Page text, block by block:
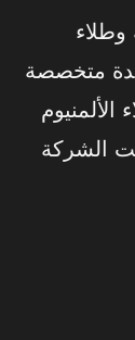
وطلاء
متخصصة
الشركة